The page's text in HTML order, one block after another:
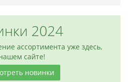
2024
ассортимента уже здесь,
сайте!
новинки